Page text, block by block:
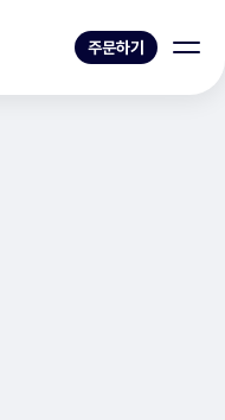
주문하기